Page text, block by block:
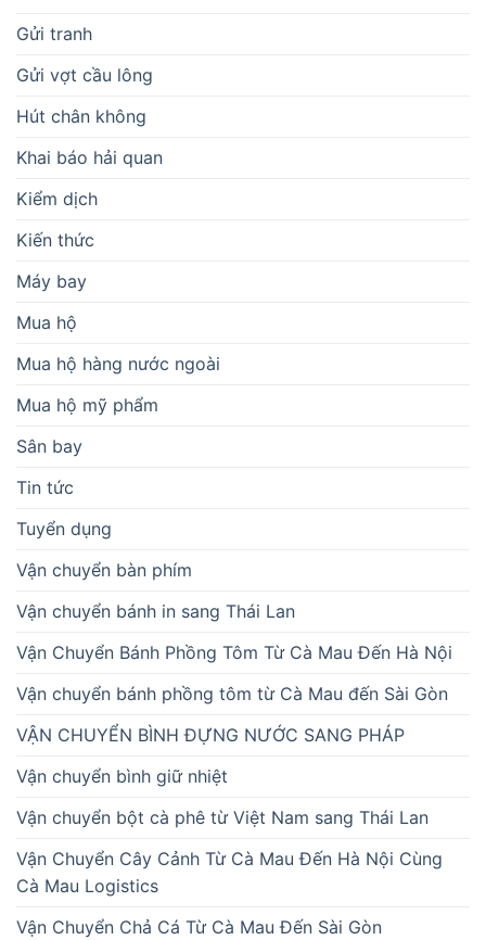
Gửi tranh
Gửi vợt cầu lông
Hút chân không
Khai báo hải quan
Kiểm dịch
Kiến thức
Máy bay
Mua hộ
Mua hộ hàng nước ngoài
Mua hộ mỹ phẩm
Sân bay
Tin tức
Tuyển dụng
Vận chuyển bàn phím
Vận chuyển bánh in sang Thái Lan
Vận Chuyển Bánh Phồng Tôm Từ Cà Mau Đến Hà Nội
Vận chuyển bánh phồng tôm từ Cà Mau đến Sài Gòn
VẬN CHUYỂN BÌNH ĐỰNG NƯỚC SANG PHÁP
Vận chuyển bình giữ nhiệt
Vận chuyển bột cà phê từ Việt Nam sang Thái Lan
Vận Chuyển Cây Cảnh Từ Cà Mau Đến Hà Nội Cùng
Cà Mau Logistics
Vận Chuyển Chả Cá Từ Cà Mau Đến Sài Gòn